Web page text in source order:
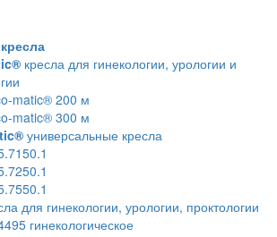
кресла для гинекологии, урологии и
matic® 200 м
matic® 300 м
универсальные кресла
для гинекологии, урологии, проктологии
гинекологическое